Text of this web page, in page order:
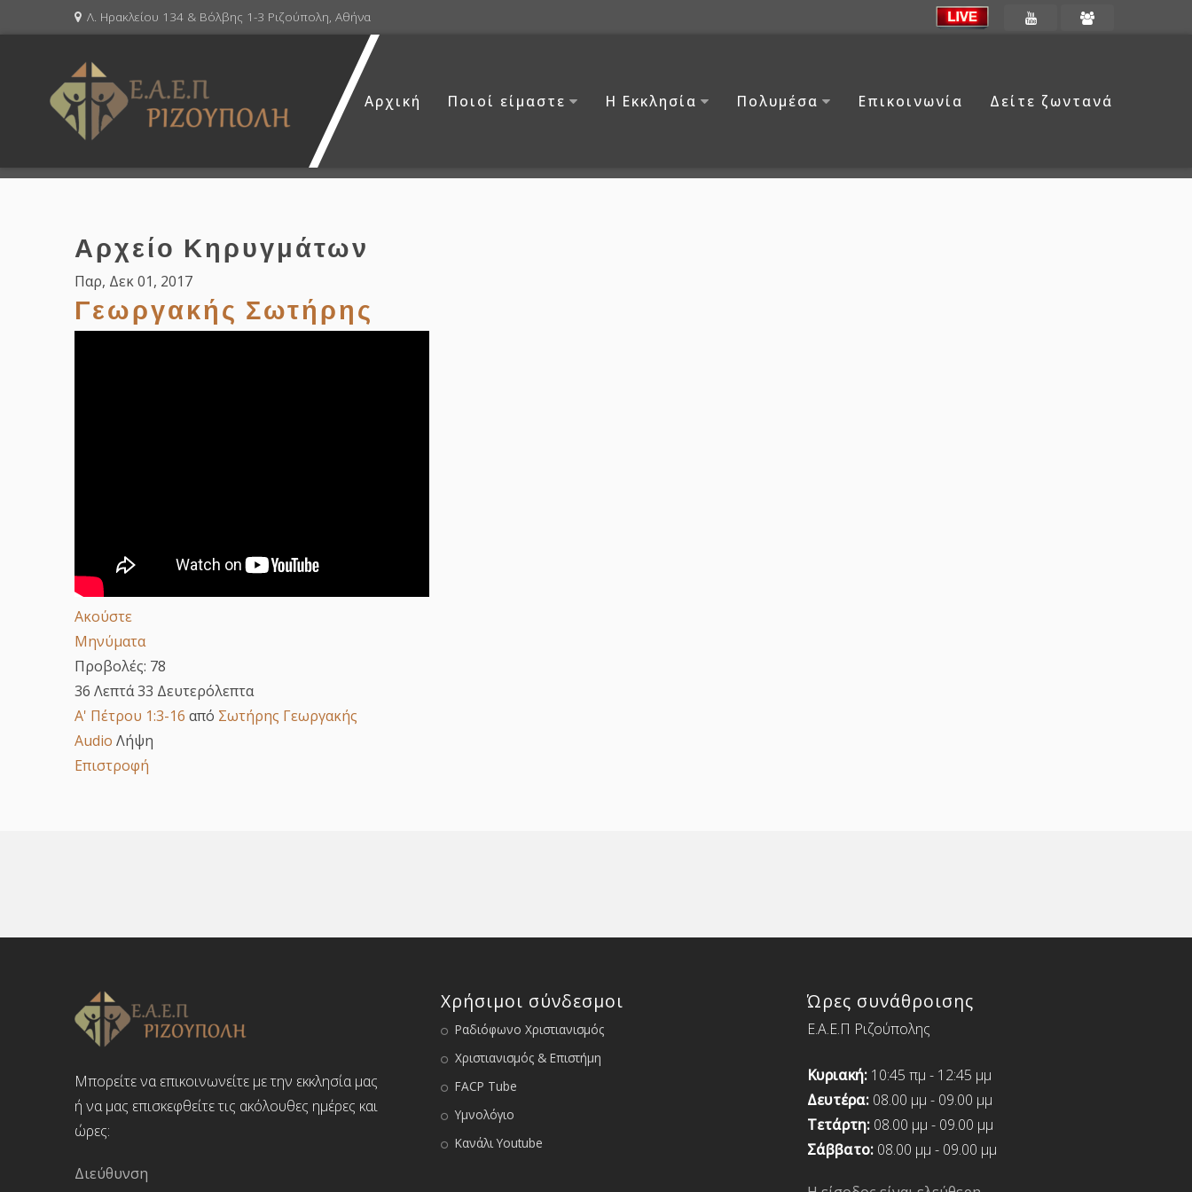
Λ. Ηρακλείου 134 & Βόλβης 1-3 Ριζούπολη, Αθήνα
Αρχική Ποιοί είμαστε Η Εκκλησία Πολυμέσα Επικοινωνία Δείτε ζωντανά
Αρχείο Κηρυγμάτων
Παρ, Δεκ 01, 2017
Γεωργακής Σωτήρης
Ακούστε
Μηνύματα
Προβολές: 78
36 Λεπτά 33 Δευτερόλεπτα
Α' Πέτρου 1:3-16 από Σωτήρης Γεωργακής
Audio Λήψη
Επιστροφή
Μπορείτε να επικοινωνείτε με την εκκλησία μας
ή να μας επισκεφθείτε τις ακόλουθες ημέρες και
ώρες:
Διεύθυνση
Χρήσιμοι σύνδεσμοι
Ραδιόφωνο Χριστιανισμός
Χριστιανισμός & Επιστήμη
FACP Tube
Υμνολόγιο
Κανάλι Youtube
Ώρες συνάθροισης
Ε.Α.Ε.Π Ριζούπολης
Κυριακή:10:45 πμ - 12:45 μμ
Δευτέρα: 08.00 μμ - 09.00 μμ
Τετάρτη: 08.00 μμ - 09.00 μμ
Σάββατο:08.00 μμ - 09.00 μμ